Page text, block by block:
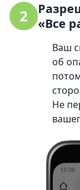
2
«Все
Ваш
об
Не